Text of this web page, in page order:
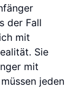
der Fall
mit
Sie
mit
jeden